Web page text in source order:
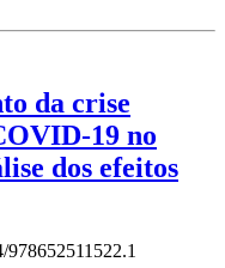
da crise
19 no
dos efeitos